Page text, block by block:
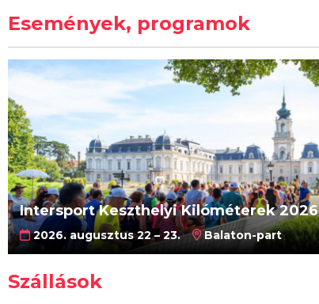
Események, programok
Intersport Keszthelyi Kilóméterek 2026
2026. augusztus 22 – 23. Balaton-part
Szállások